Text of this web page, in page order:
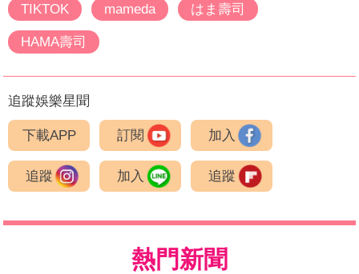
TIKTOK
mameda はま壽司
HAMA壽司
追蹤娛樂星聞
下載APP 訂閱 加入
追蹤 加入 追蹤
熱門新聞